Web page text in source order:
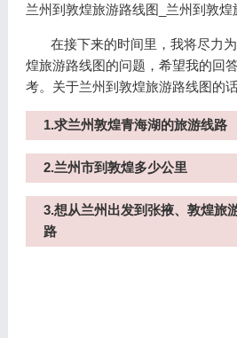
兰州到敦煌旅游路线图_兰州到敦煌
在接下来的时间里，我将尽力为
煌旅游路线图的问题，希望我的回
考。关于兰州到敦煌旅游路线图的
1.求兰州敦煌青海湖的旅游线路
2.兰州市到敦煌多少公里
3.想从兰州出发到张掖、敦煌旅
路